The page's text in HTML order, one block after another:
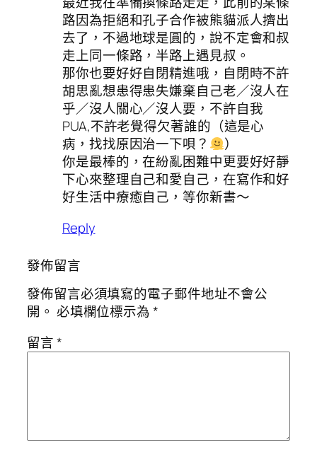
路因為拒絕和孔子合作被熊貓派人擠出
去了，不過地球是圓的，說不定會和叔
走上同一條路，半路上遇見叔。
那你也要好好自閉精進哦，自閉時不許
胡思亂想患得患失嫌棄自己老／沒人在
乎／沒人關心／沒人要，不許自我
PUA,不許老覺得欠著誰的（這是心
病，找找原因治一下唄？
）
你是最棒的，在紛亂困難中更要好好靜
下心來整理自己和愛自己，在寫作和好
好生活中療癒自己，等你新書～
Reply
發佈留言
發佈留言必須填寫的電子郵件地址不會公
開。 必填欄位標示為*
留言*